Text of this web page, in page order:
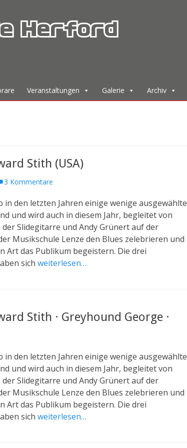
Herford
Veranstaltungen Galerie Archiv
Stith (USA)
3 Kommentare
in den letzten Jahren einige wenige ausgewählte
und wird auch in diesem Jahr, begleitet von
Slidegitarre und Andy Grünert auf der
Musikschule Lenze den Blues zelebrieren und
Art das Publikum begeistern. Die drei
sich weiterlesen…
Stith · Greyhound George ·
in den letzten Jahren einige wenige ausgewählte
und wird auch in diesem Jahr, begleitet von
Slidegitarre und Andy Grünert auf der
Musikschule Lenze den Blues zelebrieren und
Art das Publikum begeistern. Die drei
sich weiterlesen…